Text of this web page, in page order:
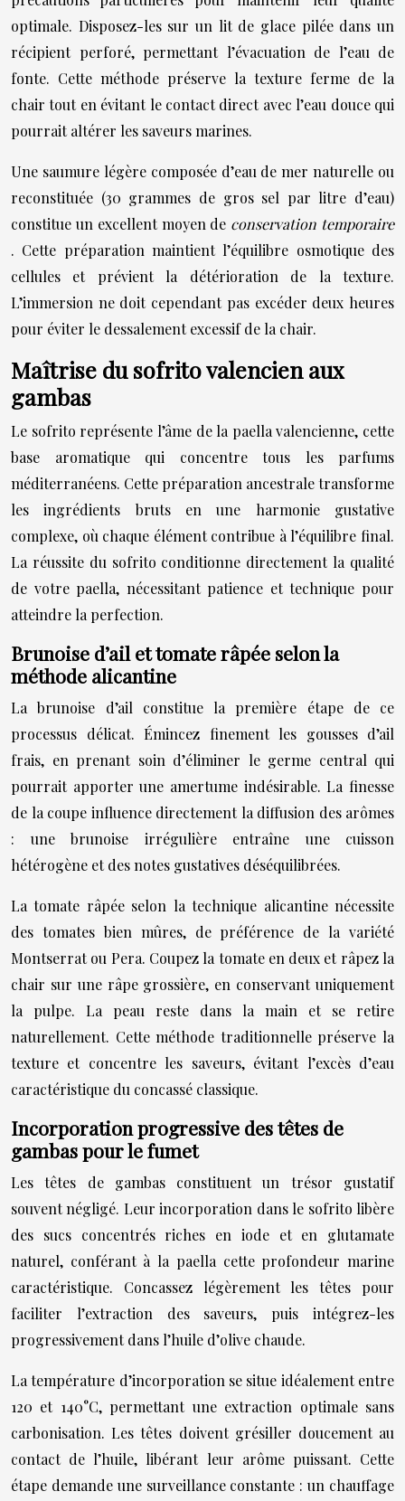
optimale. Disposez-les sur un lit de glace pilée dans un
récipient perforé, permettant l’évacuation de l’eau de
fonte. Cette méthode préserve la texture ferme de la
chair tout en évitant le contact direct avec l’eau douce qui
pourrait altérer les saveurs marines.
Une saumure légère composée d’eau de mer naturelle ou
reconstituée (30 grammes de gros sel par litre d’eau)
constitue un excellent moyen de conservation temporaire
. Cette préparation maintient l’équilibre osmotique des
cellules et prévient la détérioration de la texture.
L’immersion ne doit cependant pas excéder deux heures
pour éviter le dessalement excessif de la chair.
Maîtrise du sofrito valencien aux
gambas
Le sofrito représente l’âme de la paella valencienne, cette
base aromatique qui concentre tous les parfums
méditerranéens. Cette préparation ancestrale transforme
les ingrédients bruts en une harmonie gustative
complexe, où chaque élément contribue à l’équilibre final.
La réussite du sofrito conditionne directement la qualité
de votre paella, nécessitant patience et technique pour
atteindre la perfection.
Brunoise d’ail et tomate râpée selon la
méthode alicantine
La brunoise d’ail constitue la première étape de ce
processus délicat. Émincez finement les gousses d’ail
frais, en prenant soin d’éliminer le germe central qui
pourrait apporter une amertume indésirable. La finesse
de la coupe influence directement la diffusion des arômes
: une brunoise irrégulière entraîne une cuisson
hétérogène et des notes gustatives déséquilibrées.
La tomate râpée selon la technique alicantine nécessite
des tomates bien mûres, de préférence de la variété
Montserrat ou Pera. Coupez la tomate en deux et râpez la
chair sur une râpe grossière, en conservant uniquement
la pulpe. La peau reste dans la main et se retire
naturellement. Cette méthode traditionnelle préserve la
texture et concentre les saveurs, évitant l’excès d’eau
caractéristique du concassé classique.
Incorporation progressive des têtes de
gambas pour le fumet
Les têtes de gambas constituent un trésor gustatif
souvent négligé. Leur incorporation dans le sofrito libère
des sucs concentrés riches en iode et en glutamate
naturel, conférant à la paella cette profondeur marine
caractéristique. Concassez légèrement les têtes pour
faciliter l’extraction des saveurs, puis intégrez-les
progressivement dans l’huile d’olive chaude.
La température d’incorporation se situe idéalement entre
120 et 140°C, permettant une extraction optimale sans
carbonisation. Les têtes doivent grésiller doucement au
contact de l’huile, libérant leur arôme puissant. Cette
étape demande une surveillance constante : un chauffage